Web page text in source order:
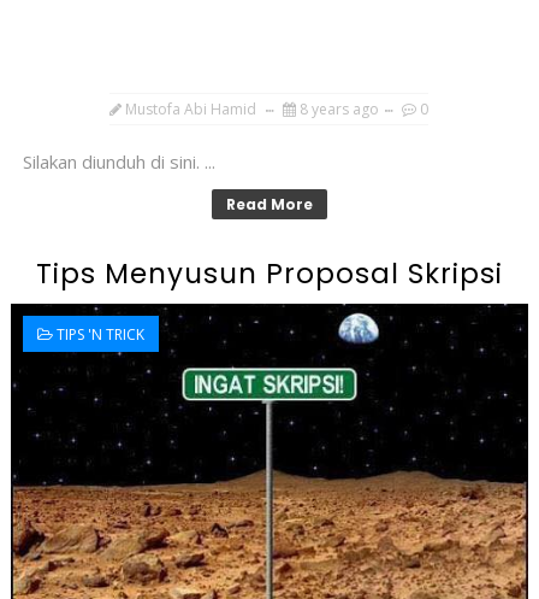
Mustofa Abi Hamid 8 years ago 0
Silakan diunduh di sini. ...
Read More
Tips Menyusun Proposal Skripsi
TIPS 'N TRICK